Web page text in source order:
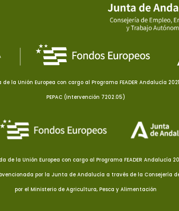
Unión Europea con cargo al Programa FEADER Andalucía
PEPAC (Intervención 7202.05)
la Unión Europea con cargo al Programa FEADER Andalucía
por la Junta de Andalucía a través de la Consejería
por el Ministerio de Agricultura, Pesca y Alimentación